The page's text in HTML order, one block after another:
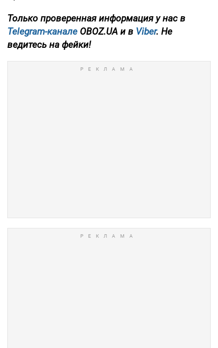
Только проверенная информация у нас в
Telegram-канале OBOZ.UA и в Viber. Не
ведитесь на фейки!